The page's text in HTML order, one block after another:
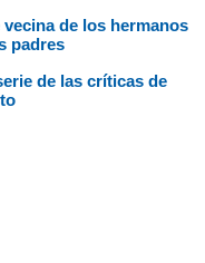
de los hermanos
padres
de las críticas de